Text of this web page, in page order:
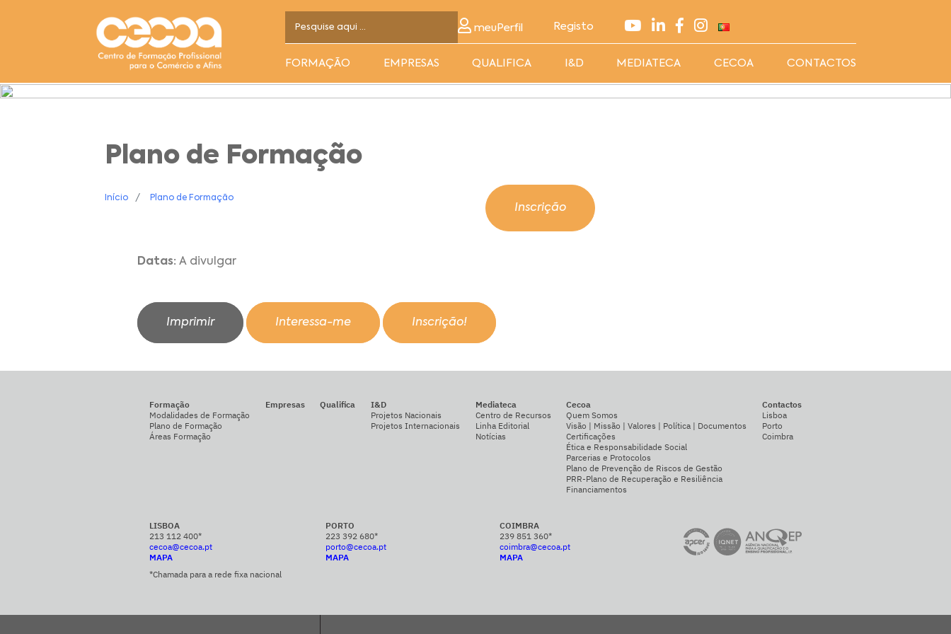
meuPerfil Registo
FORMAÇÃO EMPRESAS QUALIFICA I&D MEDIATECA CECOA CONTACTOS
Plano de Formação
Início Plano de Formação
Inscrição
Datas: A divulgar
Imprimir Interessa-me Inscrição!
Formação
Modalidades de Formação
Plano de Formação
Áreas Formação
Empresas Qualifica
I&D
Projetos Nacionais
Projetos Internacionais
Mediateca
Centro de Recursos
Linha Editorial
Notícias
Cecoa
Quem Somos
Visão | Missão | Valores | Política | Documentos
Certificações
Ética e Responsabilidade Social
Parcerias e Protocolos
Plano de Prevenção de Riscos de Gestão
PRR-Plano de Recuperação e Resiliência
Financiamentos
Contactos
Lisboa
Porto
Coimbra
LISBOA
213 112 400*
cecoa@cecoa.pt
MAPA
PORTO
223 392 680*
porto@cecoa.pt
MAPA
COIMBRA
239 851 360*
coimbra@cecoa.pt
MAPA
*Chamada para a rede fixa nacional